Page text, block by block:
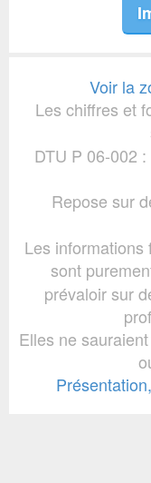
Voir la
Les chiffres et
DTU P 06-002
Repose sur
Les informations
sont
prévaloir sur
Elles ne